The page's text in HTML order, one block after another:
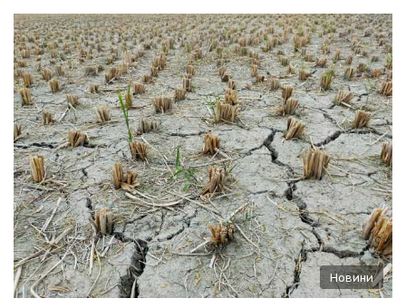
Новини